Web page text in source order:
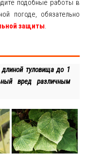
подобные работы в
погоде, обязательно
защиты.
туловища до 1
вред различным